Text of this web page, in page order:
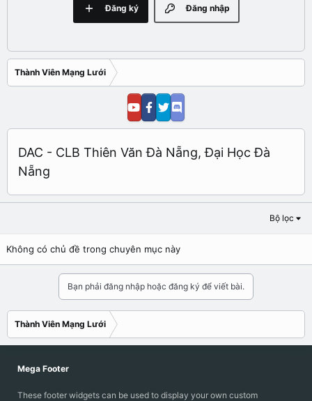
Đăng nhập
Đăng ký
Thành Viên Mạng Lưới
DAC - CLB Thiên Văn Đà Nẵng, Đại Học Đà
Nẵng
Bộ lọc
Không có chủ đề trong chuyên mục này
Bạn phải đăng nhập hoặc đăng ký để viết bài.
Thành Viên Mạng Lưới
Mega Footer
These footer widgets can be used to display your own custom